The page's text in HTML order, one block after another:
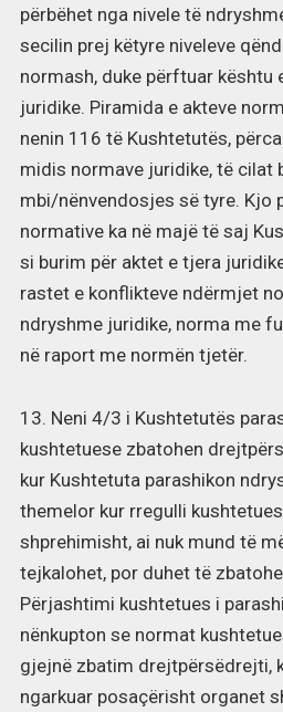
përbëhet nga nivele të
secilin prej këtyre niveleve
normash, duke përftuar kështu
juridike. Piramida e akteve
nenin 116 të Kushtetutës,
midis normave juridike, të cilat
mbi/nënvendosjes së tyre. Kjo
normative ka në majë të saj
si burim për aktet e tjera
rastet e konflikteve ndërmjet
ndryshme juridike, norma me
në raport me normën tjetër.
13. Neni 4/3 i Kushtetutës
kushtetuese zbatohen
kur Kushtetuta parashikon
themelor kur rregulli
shprehimisht, ai nuk mund të
tejkalohet, por duhet të
Përjashtimi kushtetues i
nënkupton se normat
gjejnë zbatim drejtpërsëdrejti,
ngarkuar posaçërisht organet